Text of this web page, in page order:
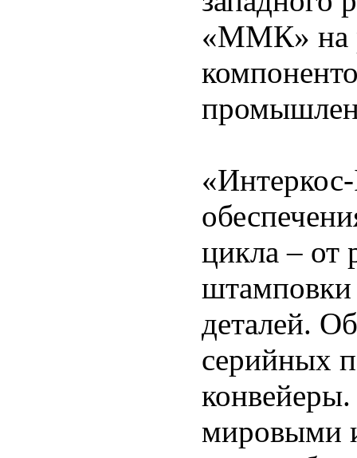
«ММК» на
цикла – от
штамповки
деталей.
серийных
мировыми